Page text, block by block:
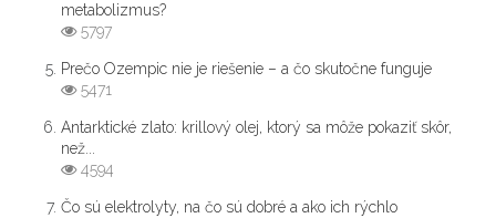
metabolizmus?
5797
Prečo Ozempic nie je riešenie – a čo skutočne funguje
5471
Antarktické zlato: krillový olej, ktorý sa môže pokaziť skôr,
než...
4594
Čo sú elektrolyty, na čo sú dobré a ako ich rýchlo